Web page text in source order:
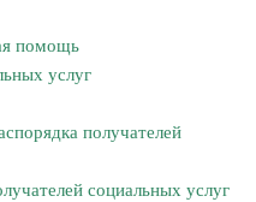
помощь
услуг
получателей
социальных услуг